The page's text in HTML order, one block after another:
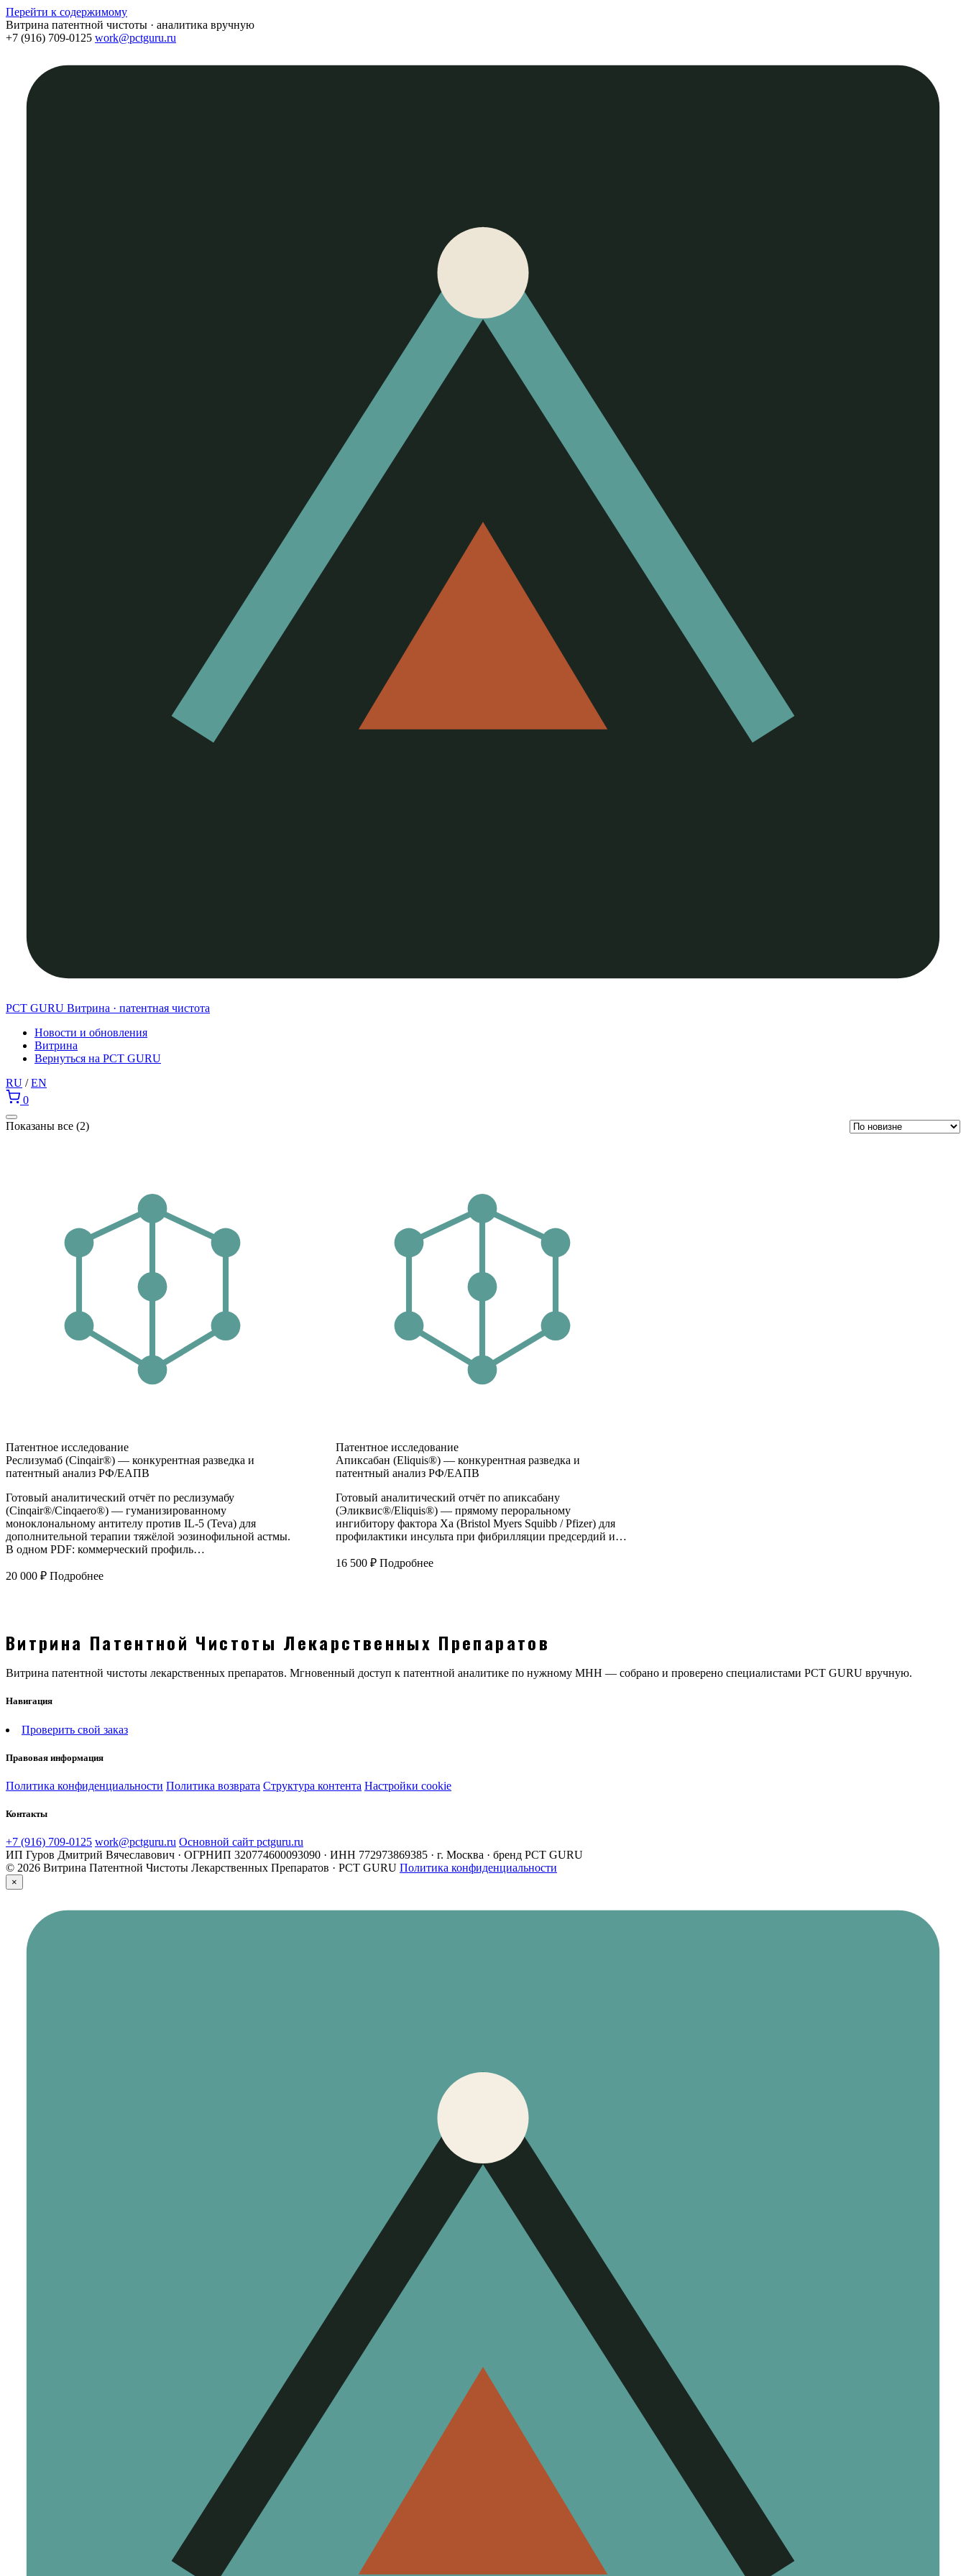
Перейти к содержимому
Витрина патентной чистоты · аналитика вручную
+7 (916) 709-0125 work@pctguru.ru
PCT GURU Витрина · патентная чистота
Новости и обновления
Витрина
Вернуться на PCT GURU
RU / EN
0
Показаны все (2)Сортировка:
Патентное исследование
Реслизумаб (Cinqair®) — конкурентная разведка и
патентный анализ РФ/ЕАПВ
Готовый аналитический отчёт по реслизумабу
(Cinqair®/Cinqaero®) — гуманизированному
моноклональному антителу против IL-5 (Teva) для
дополнительной терапии тяжёлой эозинофильной астмы.
В одном PDF: коммерческий профиль…
20 000 ₽ Подробнее
Патентное исследование
Апиксабан (Eliquis®) — конкурентная разведка и
патентный анализ РФ/ЕАПВ
Готовый аналитический отчёт по апиксабану
(Эликвис®/Eliquis®) — прямому пероральному
ингибитору фактора Xa (Bristol Myers Squibb / Pfizer) для
профилактики инсульта при фибрилляции предсердий и…
16 500 ₽ Подробнее
Витрина Патентной Чистоты Лекарственных Препаратов
Витрина патентной чистоты лекарственных препаратов. Мгновенный доступ к патентной аналитике по нужному МНН — собрано и проверено специалистами PCT GURU вручную.
Навигация
Проверить свой заказ
Правовая информация
Политика конфиденциальности Политика возврата Структура контента Настройки cookie
Контакты
+7 (916) 709-0125 work@pctguru.ru Основной сайт pctguru.ru
ИП Гуров Дмитрий Вячеславович · ОГРНИП 320774600093090 · ИНН 772973869385 · г. Москва · бренд PCT GURU
© 2026 Витрина Патентной Чистоты Лекарственных Препаратов · PCT GURU Политика конфиденциальности
×